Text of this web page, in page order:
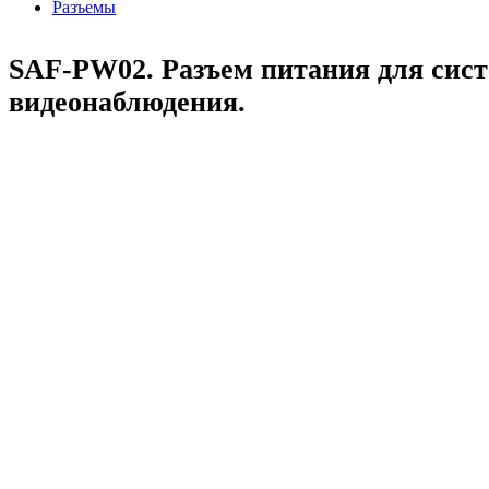
Разъемы
SAF-PW02. Разъем питания для
видеонаблюдения.